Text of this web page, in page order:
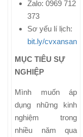
Zalo: 0969 712
373
Sơ yếu lí lịch:
bit.ly/cvxansan
MỤC TIÊU SỰ
NGHIỆP
Mình muốn áp
dụng những kinh
nghiệm trong
nhiều năm qua